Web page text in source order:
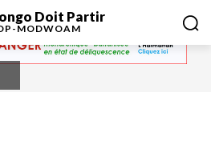
Doit Partir
MODWOAM